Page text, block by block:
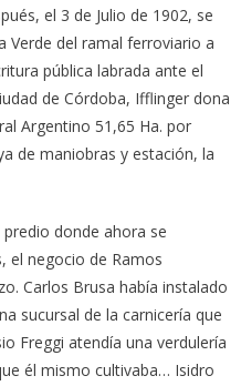
el 3 de Julio de 1902, se
Verde del ramal ferroviario a
pública labrada ante el
de Córdoba, Ifflinger dona
Argentino 51,65 Ha. por
de maniobras y estación, la
donde ahora se
el negocio de Ramos
Carlos Brusa había instalado
sucursal de la carnicería que
Freggi atendía una verdulería
él mismo cultivaba… Isidro